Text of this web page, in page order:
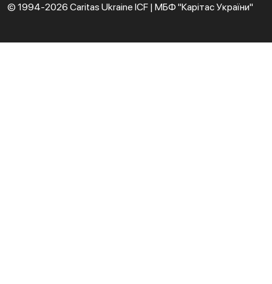
© 1994-2026 Caritas Ukraine ICF | МБФ "Карітас України"